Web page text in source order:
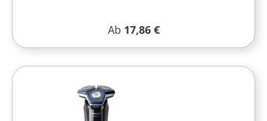
Regulärer Preis:
Ab 17,86 €